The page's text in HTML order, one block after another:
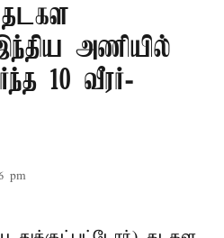
அணியில்
10 வீரர்-
pm